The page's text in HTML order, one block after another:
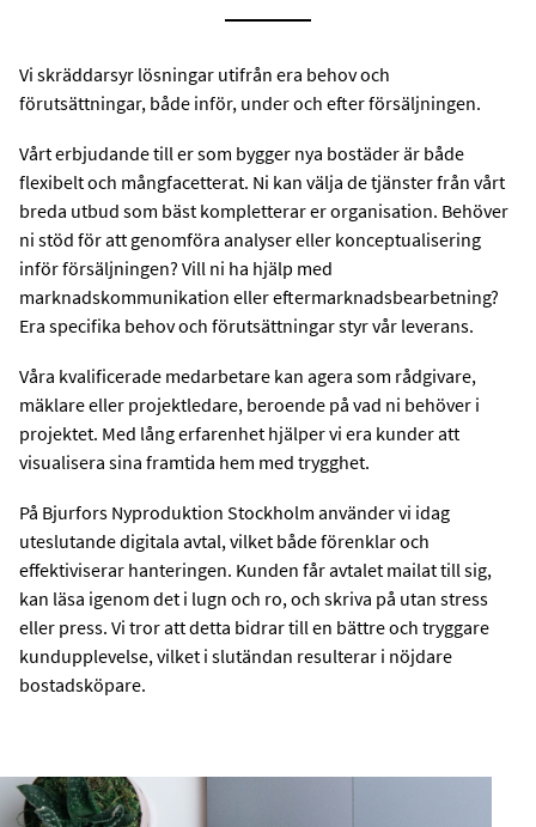
Vi skräddarsyr lösningar utifrån era behov och
förutsättningar, både inför, under och efter försäljningen.
Vårt erbjudande till er som bygger nya bostäder är både
flexibelt och mångfacetterat. Ni kan välja de tjänster från vårt
breda utbud som bäst kompletterar er organisation. Behöver
ni stöd för att genomföra analyser eller konceptualisering
inför försäljningen? Vill ni ha hjälp med
marknadskommunikation eller eftermarknadsbearbetning?
Era specifika behov och förutsättningar styr vår leverans.
Våra kvalificerade medarbetare kan agera som rådgivare,
mäklare eller projektledare, beroende på vad ni behöver i
projektet. Med lång erfarenhet hjälper vi era kunder att
visualisera sina framtida hem med trygghet.
På Bjurfors Nyproduktion Stockholm använder vi idag
uteslutande digitala avtal, vilket både förenklar och
effektiviserar hanteringen. Kunden får avtalet mailat till sig,
kan läsa igenom det i lugn och ro, och skriva på utan stress
eller press. Vi tror att detta bidrar till en bättre och tryggare
kundupplevelse, vilket i slutändan resulterar i nöjdare
bostadsköpare.